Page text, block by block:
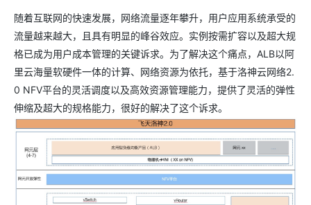
随着互联网的快速发展，网络流量逐年攀升，用户应用系统承受的
流量越来越大，且具有明显的峰谷效应。实例按需扩容以及超大规
格已成为用户成本管理的关键诉求。为了解决这个痛点，ALB以阿
里云海量软硬件一体的计算、网络资源为依托，基于洛神云网络2.
0 NFV平台的灵活调度以及高效资源管理能力，提供了灵活的弹性
伸缩及超大的规格能力，很好的解决了这个诉求。